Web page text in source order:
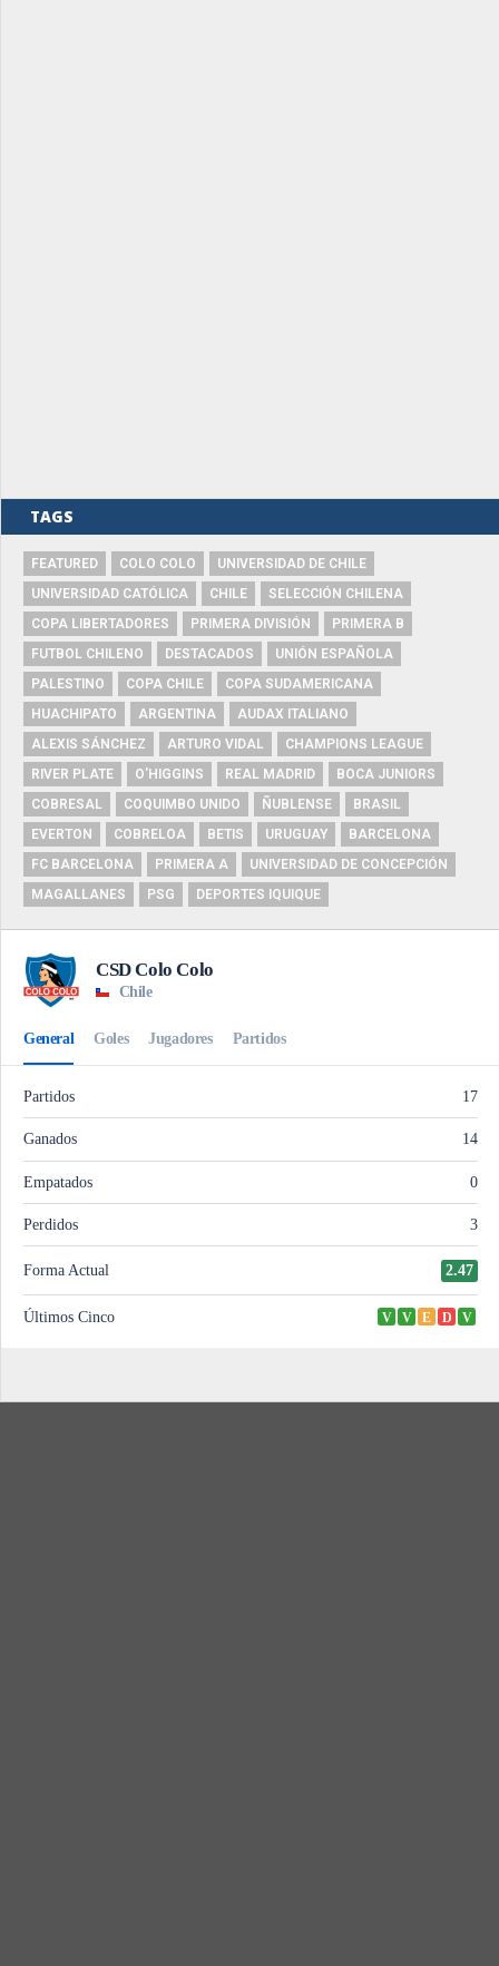
TAGS
FEATURED COLO COLO
UNIVERSIDAD DE CHILE
UNIVERSIDAD CATÓLICA
CHILE
SELECCIÓN CHILENA
COPA LIBERTADORES
PRIMERA DIVISIÓN
PRIMERA B
FUTBOL CHILENO
DESTACADOS
UNIÓN ESPAÑOLA
PALESTINO
COPA CHILE
COPA SUDAMERICANA
HUACHIPATO
ARGENTINA
AUDAX ITALIANO
ALEXIS SÁNCHEZ
ARTURO VIDAL
CHAMPIONS LEAGUE
RIVER PLATE
O'HIGGINS REAL MADRID
BOCA JUNIORS
COBRESAL
COQUIMBO UNIDO ÑUBLENSE
BRASIL
EVERTON
COBRELOA BETIS URUGUAY
BARCELONA
FC BARCELONA
PRIMERA A
UNIVERSIDAD DE CONCEPCIÓN
MAGALLANES
PSG DEPORTES IQUIQUE